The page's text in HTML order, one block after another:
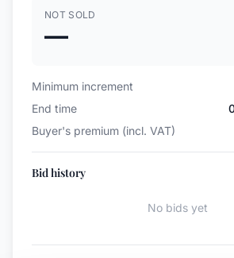
NOT SOLD
—
Minimum increment
End time
Buyer's premium (incl. VAT)
Bid history
No bids yet